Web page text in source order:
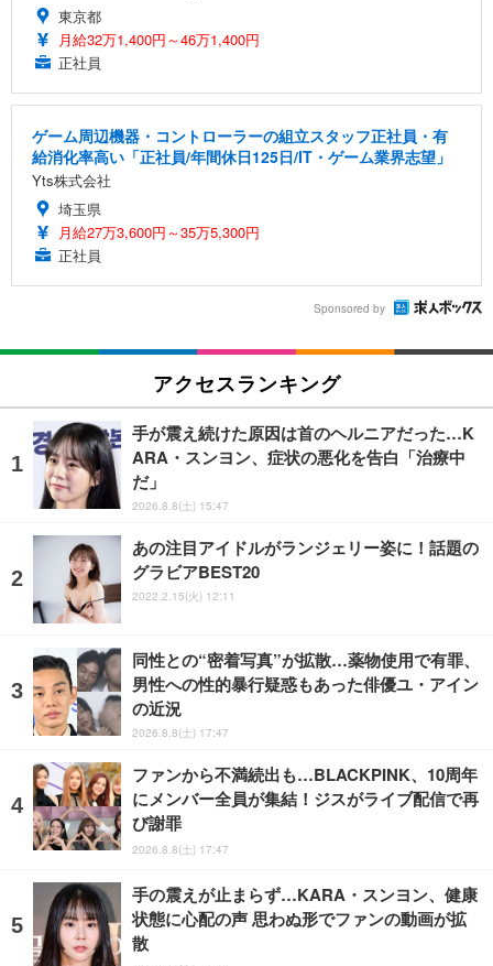
東京都
月給32万1,400円～46万1,400円
正社員
ゲーム周辺機器・コントローラーの組立スタッフ正社員・有
給消化率高い「正社員/年間休日125日/IT・ゲーム業界志望」
Yts株式会社
埼玉県
月給27万3,600円～35万5,300円
正社員
Sponsored by
アクセスランキング
手が震え続けた原因は首のヘルニアだった…K
ARA・スンヨン、症状の悪化を告白「治療中
だ」
2026.8.8(土) 15:47
あの注目アイドルがランジェリー姿に！話題の
グラビアBEST20
2022.2.15(火) 12:11
同性との“密着写真”が拡散…薬物使用で有罪、
男性への性的暴行疑惑もあった俳優ユ・アイン
の近況
2026.8.8(土) 17:47
ファンから不満続出も…BLACKPINK、10周年
にメンバー全員が集結！ジスがライブ配信で再
び謝罪
2026.8.8(土) 17:47
手の震えが止まらず…KARA・スンヨン、健康
状態に心配の声 思わぬ形でファンの動画が拡
散